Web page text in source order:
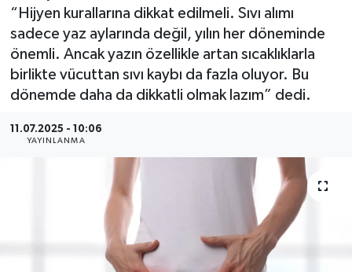
“Hijyen kurallarına dikkat edilmeli. Sıvı alımı
sadece yaz aylarında değil, yılın her döneminde
önemli. Ancak yazın özellikle artan sıcaklıklarla
birlikte vücuttan sıvı kaybı da fazla oluyor. Bu
dönemde daha da dikkatli olmak lazım” dedi.
11.07.2025 - 10:06
YAYINLANMA
Magazin
Kültür Sanat
Röportajlar